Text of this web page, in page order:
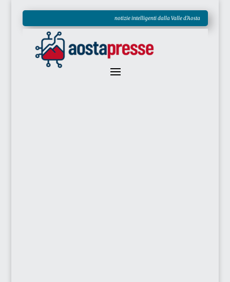
notizie intelligenti dalla Valle d'Aosta